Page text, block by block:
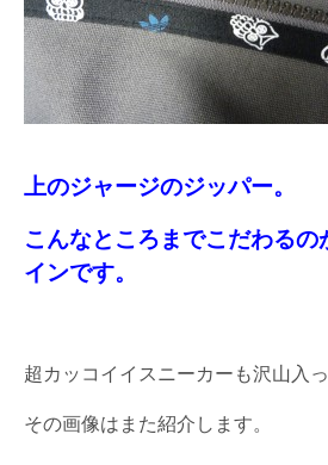
上のジャージのジッパー。
こんなところまでこだわる
インです。
超カッコイイスニーカーも沢山入
その画像はまた紹介します。